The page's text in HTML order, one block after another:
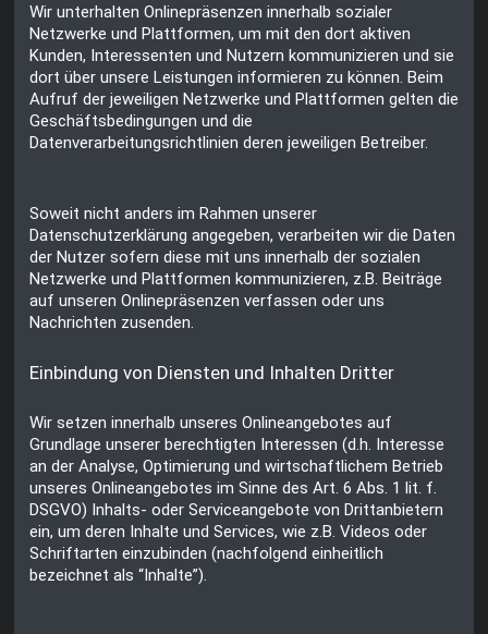
Wir unterhalten Onlinepräsenzen innerhalb sozialer
Netzwerke und Plattformen, um mit den dort aktiven
Kunden, Interessenten und Nutzern kommunizieren und sie
dort über unsere Leistungen informieren zu können. Beim
Aufruf der jeweiligen Netzwerke und Plattformen gelten die
Geschäftsbedingungen und die
Datenverarbeitungsrichtlinien deren jeweiligen Betreiber.
Soweit nicht anders im Rahmen unserer
Datenschutzerklärung angegeben, verarbeiten wir die Daten
der Nutzer sofern diese mit uns innerhalb der sozialen
Netzwerke und Plattformen kommunizieren, z.B. Beiträge
auf unseren Onlinepräsenzen verfassen oder uns
Nachrichten zusenden.
Einbindung von Diensten und Inhalten Dritter
Wir setzen innerhalb unseres Onlineangebotes auf
Grundlage unserer berechtigten Interessen (d.h. Interesse
an der Analyse, Optimierung und wirtschaftlichem Betrieb
unseres Onlineangebotes im Sinne des Art. 6 Abs. 1 lit. f.
DSGVO) Inhalts- oder Serviceangebote von Drittanbietern
ein, um deren Inhalte und Services, wie z.B. Videos oder
Schriftarten einzubinden (nachfolgend einheitlich
bezeichnet als “Inhalte”).